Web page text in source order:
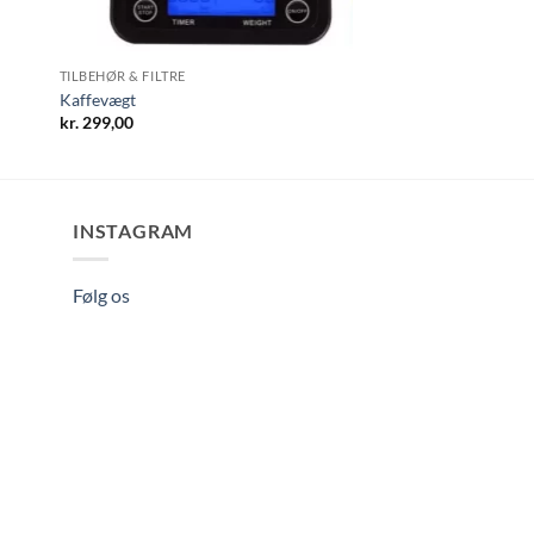
TILBEHØR & FILTRE
Kaffevægt
kr.299,00
INSTAGRAM
Følg os